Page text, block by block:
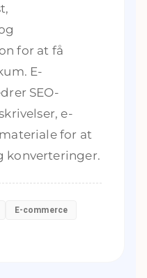
for at få
E-
SEO-
e-
for at
konverteringer.
E-commerce